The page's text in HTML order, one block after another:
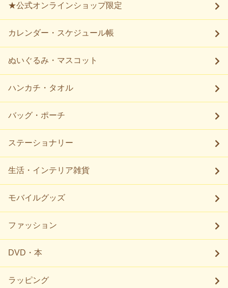
★公式オンラインショップ限定
カレンダー・スケジュール帳
ぬいぐるみ・マスコット
ハンカチ・タオル
バッグ・ポーチ
ステーショナリー
生活・インテリア雑貨
モバイルグッズ
ファッション
DVD・本
ラッピング